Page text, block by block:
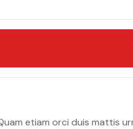
etiam orci duis mattis